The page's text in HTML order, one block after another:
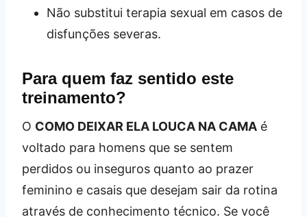
Não substitui terapia sexual em casos de
disfunções severas.
Para quem faz sentido este
treinamento?
O COMO DEIXAR ELA LOUCA NA CAMA é
voltado para homens que se sentem
perdidos ou inseguros quanto ao prazer
feminino e casais que desejam sair da rotina
através de conhecimento técnico. Se você